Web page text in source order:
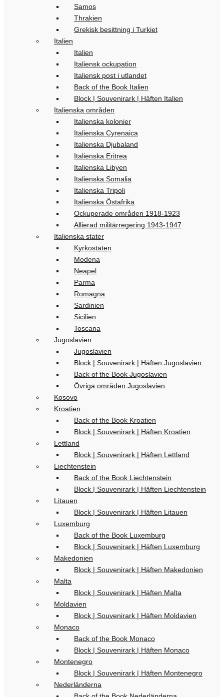
Samos
Thrakien
Grekisk besittning i Turkiet
Italien
Italien
Italiensk ockupation
Italiensk post i utlandet
Back of the Book Italien
Block | Souvenirark | Häften Italien
Italienska områden
Italienska kolonier
Italienska Cyrenaica
Italienska Djubaland
Italienska Eritrea
Italienska Libyen
Italienska Somalia
Italienska Tripoli
Italienska Östafrika
Ockuperade områden 1918-1923
Allierad militärregering 1943-1947
Italienska stater
Kyrkostaten
Modena
Neapel
Parma
Romagna
Sardinien
Sicilien
Toscana
Jugoslavien
Jugoslavien
Block | Souvenirark | Häften Jugoslavien
Back of the Book Jugoslavien
Övriga områden Jugoslavien
Kosovo
Kroatien
Back of the Book Kroatien
Block | Souvenirark | Häften Kroatien
Lettland
Block | Souvenirark | Häften Lettland
Liechtenstein
Back of the Book Liechtenstein
Block | Souvenirark | Häften Liechtenstein
Litauen
Block | Souvenirark | Häften Litauen
Luxemburg
Back of the Book Luxemburg
Block | Souvenirark | Häften Luxemburg
Makedonien
Block | Souvenirark | Häften Makedonien
Malta
Block | Souvenirark | Häften Malta
Moldavien
Block | Souvenirark | Häften Moldavien
Monaco
Back of the Book Monaco
Block | Souvenirark | Häften Monaco
Montenegro
Block | Souvenirark | Häften Montenegro
Nederländerna